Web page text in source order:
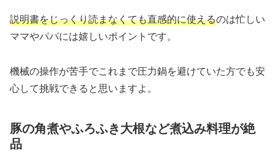
説明書をじっくり読まなくても直感的に使えるのは忙しい
ママやパパには嬉しいポイントです。
機械の操作が苦手でこれまで圧力鍋を避けていた方でも安
心して挑戦できると思いますよ。
豚の角煮やふろふき大根など煮込み料理が絶
品